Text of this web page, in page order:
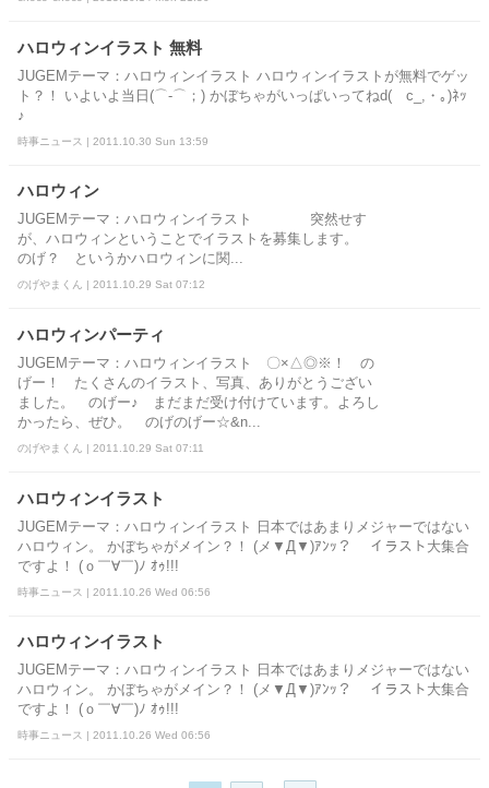
ハロウィンイラスト 無料
JUGEMテーマ：ハロウィンイラスト ハロウィンイラストが無料でゲッ
ト？！ いよいよ当日(⌒-⌒；) かぼちゃがいっぱいってねd(ゝc_,・｡)ﾈｯ
♪
時事ニュース | 2011.10.30 Sun 13:59
ハロウィン
JUGEMテーマ：ハロウィンイラスト 突然せす
が、ハロウィンということでイラストを募集します。
のげ？ というかハロウィンに関...
のげやまくん | 2011.10.29 Sat 07:12
ハロウィンパーティ
JUGEMテーマ：ハロウィンイラスト 〇×△◎※！ の
げー！ たくさんのイラスト、写真、ありがとうござい
ました。 のげー♪ まだまだ受け付けています。よろし
かったら、ぜひ。 のげのげー☆&n...
のげやまくん | 2011.10.29 Sat 07:11
ハロウィンイラスト
JUGEMテーマ：ハロウィンイラスト 日本ではあまりメジャーではない
ハロウィン。 かぼちゃがメイン？！ (メ▼Д▼)ｱﾝｯ？ イラスト大集合
ですよ！ (ｏ￣∀￣)ﾉ ｵｩ!!!
時事ニュース | 2011.10.26 Wed 06:56
ハロウィンイラスト
JUGEMテーマ：ハロウィンイラスト 日本ではあまりメジャーではない
ハロウィン。 かぼちゃがメイン？！ (メ▼Д▼)ｱﾝｯ？ イラスト大集合
ですよ！ (ｏ￣∀￣)ﾉ ｵｩ!!!
時事ニュース | 2011.10.26 Wed 06:56